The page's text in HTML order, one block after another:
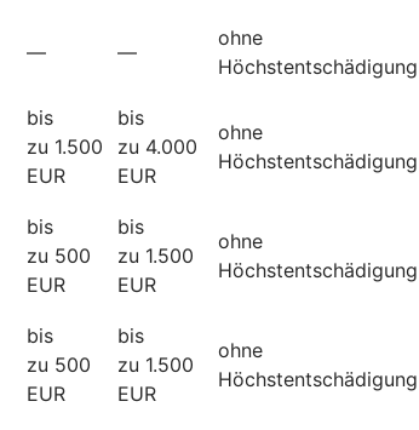
— —
ohne
Höchstentschädigung
bis
zu 1.500
EUR
bis
zu 4.000
EUR
ohne
Höchstentschädigung
bis
zu 500
EUR
bis
zu 1.500
EUR
ohne
Höchstentschädigung
bis
zu 500
EUR
bis
zu 1.500
EUR
ohne
Höchstentschädigung